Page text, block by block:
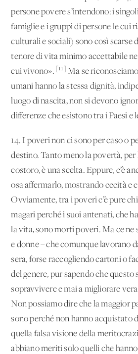
persone povere s’intendono: i
famiglie e i gruppi di persone le cui
culturali e sociali) sono così scarse
tenore di vita minimo accettabile
cui vivono». [11] Ma se
umani hanno la stessa dignità,
luogo di nascita, non si devono
differenze che esistono tra i Paesi e
14. I poveri non ci sono per caso o
destino. Tanto meno la povertà,
costoro, è una scelta. Eppure, c’è
osa affermarlo, mostrando cecità e
Ovviamente, tra i poveri c’è pure
magari perché i suoi antenati, che
la vita, sono morti poveri. Ma ce ne
e donne – che comunque lavorano
sera, forse raccogliendo cartoni o
del genere, pur sapendo che questo
sopravvivere e mai a migliorare
Non possiamo dire che la maggior
sono perché non hanno acquistato
quella falsa visione della
abbiano meriti solo quelli che